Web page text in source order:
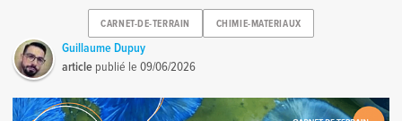
CARNET-DE-TERRAIN CHIMIE-MATERIAUX
Guillaume Dupuy
article publié le09/06/2026